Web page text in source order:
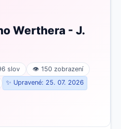
Werthera - J.
slov
👁 150 zobrazení
✨ Upravené: 25. 07. 2026